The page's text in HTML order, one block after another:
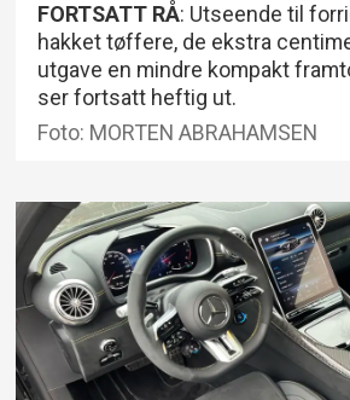
FORTSATT RÅ: Utseende til
hakket tøffere, de ekstra
utgave en mindre kompakt
ser fortsatt heftig ut.
Foto: MORTEN ABRAHAMSEN